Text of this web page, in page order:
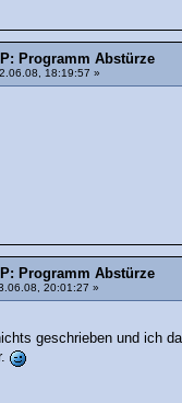
Programm Abstürze
18:19:57 »
Programm Abstürze
20:01:27 »
geschrieben und ich